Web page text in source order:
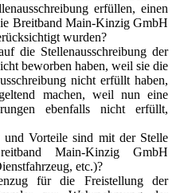
erfüllen, einen
Breitband Main-Kinzig GmbH
wurden?
die Stellenausschreibung der
beworben haben, weil sie die
nicht erfüllt haben,
geltend machen, weil nun eine
ebenfalls nicht erfüllt,
und Vorteile sind mit der Stelle
Main-Kinzig GmbH
etc.)?
für die Freistellung der